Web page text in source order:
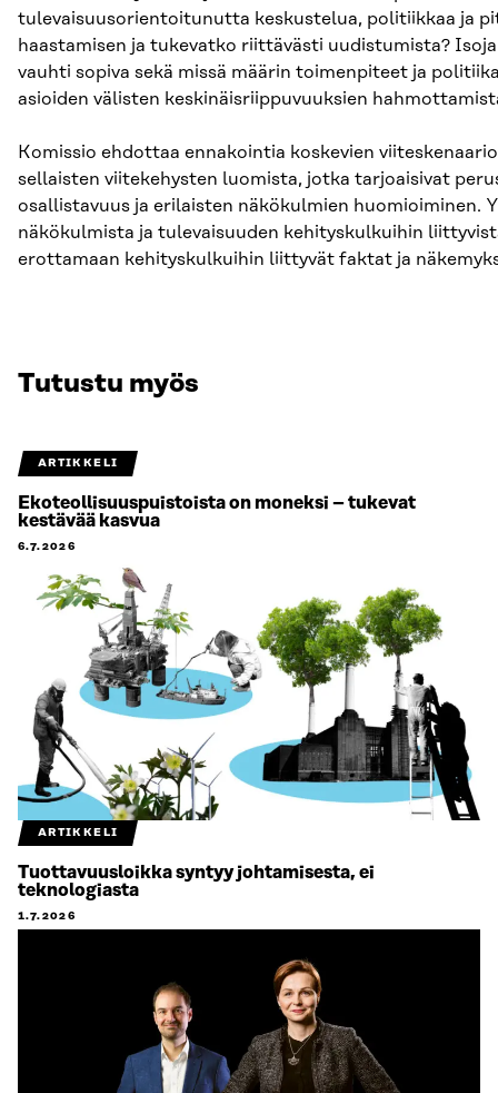
tulevaisuusorientoitunutta keskustelua, politiikkaa ja
haastamisen ja tukevatko riittävästi uudistumista?
vauhti sopiva sekä missä määrin toimenpiteet ja
asioiden välisten keskinäisriippuvuuksien
Komissio ehdottaa ennakointia koskevien
sellaisten viitekehysten luomista, jotka tarjoaisivat
osallistavuus ja erilaisten näkökulmien huomioiminen.
näkökulmista ja tulevaisuuden kehityskulkuihin
erottamaan kehityskulkuihin liittyvät faktat ja
Tutustu myös
ARTIKKELI
Ekoteollisuuspuistoista on moneksi – tukevat
kestävää kasvua
6.7.2026
ARTIKKELI
Tuottavuusloikka syntyy johtamisesta, ei
teknologiasta
1.7.2026